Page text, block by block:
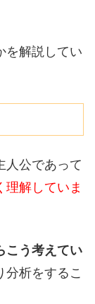
を解説してい
人公であって
理解していま
こう考えてい
分析をするこ